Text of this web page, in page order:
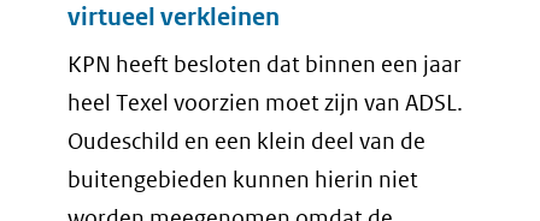
virtueel verkleinen
KPN heeft besloten dat binnen een jaar
heel Texel voorzien moet zijn van ADSL.
Oudeschild en een klein deel van de
buitengebieden kunnen hierin niet